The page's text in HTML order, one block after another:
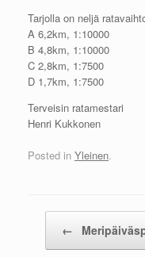
Tarjolla on neljä
A 6,2km, 1:10000
B 4,8km, 1:10000
C 2,8km, 1:7500
D 1,7km, 1:7500
Terveisin ratamestari
Henri Kukkonen
Posted in Yleinen.
←